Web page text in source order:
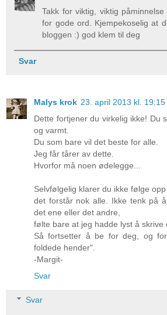
Takk for viktig, viktig
for gode ord. Kjempekoselig at
bloggen :) god klem til deg
Svar
Malys krok 23. april 2013 kl. 19:15
Dette fortjener du virkelig ikke! Du
og varmt.
Du som bare vil det beste for alle.
Jeg får tårer av dette.
Hvorfor må noen ødelegge...
Selvfølgelig klarer du ikke følge
det forstår nok alle. Ikke tenk på
det ene eller det andre,
følte bare at jeg hadde lyst å skrive
Så fortsetter å be for deg, og
foldede hender".
-Margit-
Svar
Svar